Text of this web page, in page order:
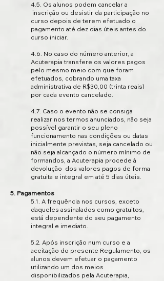
4.5. Os alunos podem cancelar a
inscrição ou desistir da participação no
curso depois de terem efetuado o
pagamento até dez dias úteis antes do
curso iniciar.
4.6. No caso do número anterior, a
Acuterapia transfere os valores pagos
pelo mesmo meio com que foram
efetuados, cobrando uma taxa
administrativa de R$30,00 (trinta reais)
por cada evento cancelado.
4.7. Caso o evento não se consiga
realizar nos termos anunciados, não seja
possível garantir o seu pleno
funcionamento nas condições ou datas
inicialmente previstas, seja cancelado ou
não seja alcançado o número mínimo de
formandos, a Acuterapia procede à
devolução dos valores pagos de forma
gratuita e integral em até 5 dias úteis.
5. Pagamentos
5.1. A frequência nos cursos, exceto
daqueles assinalados como gratuitos,
está dependente do seu pagamento
integral e imediato.
5.2. Após inscrição num curso e a
aceitação do presente Regulamento, os
alunos devem efetuar o pagamento
utilizando um dos meios
disponibilizados pela Acuterapia,